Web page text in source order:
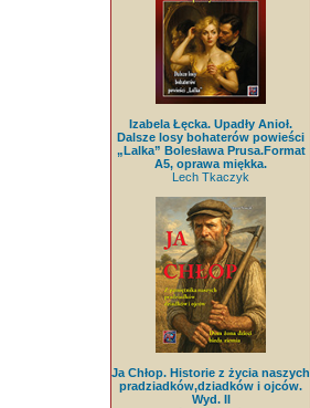
Izabela Łęcka. Upadły Anioł.
Dalsze losy bohaterów powieści
„Lalka” Bolesława Prusa.Format
A5, oprawa miękka.
Lech Tkaczyk
Ja Chłop. Historie z życia naszych
pradziadków,dziadków i ojców.
Wyd. II